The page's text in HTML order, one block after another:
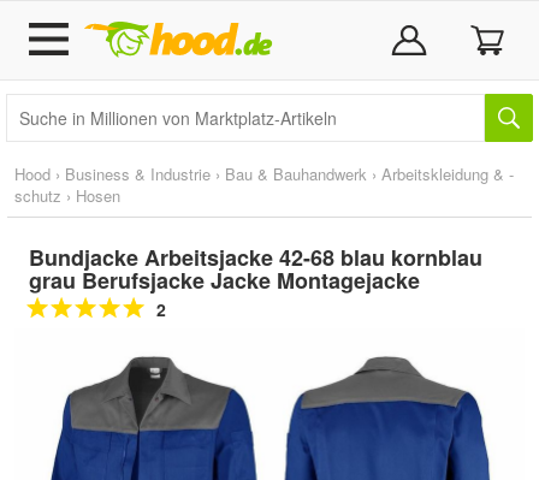
Hood › Business & Industrie › Bau & Bauhandwerk › Arbeitskleidung & -
schutz › Hosen
Bundjacke Arbeitsjacke 42-68 blau kornblau
grau Berufsjacke Jacke Montagejacke
2